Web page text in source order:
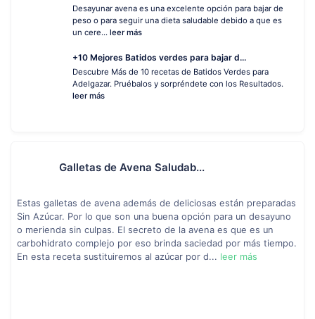
Desayunar avena es una excelente opción para bajar de
peso o para seguir una dieta saludable debido a que es
un cere... leer más
+10 Mejores Batidos verdes para bajar d...
Descubre Más de 10 recetas de Batidos Verdes para
Adelgazar. Pruébalos y sorpréndete con los Resultados.
leer más
Galletas de Avena Saludab...
Estas galletas de avena además de deliciosas están preparadas
Sin Azúcar. Por lo que son una buena opción para un desayuno
o merienda sin culpas. El secreto de la avena es que es un
carbohidrato complejo por eso brinda saciedad por más tiempo.
En esta receta sustituiremos al azúcar por d... leer más